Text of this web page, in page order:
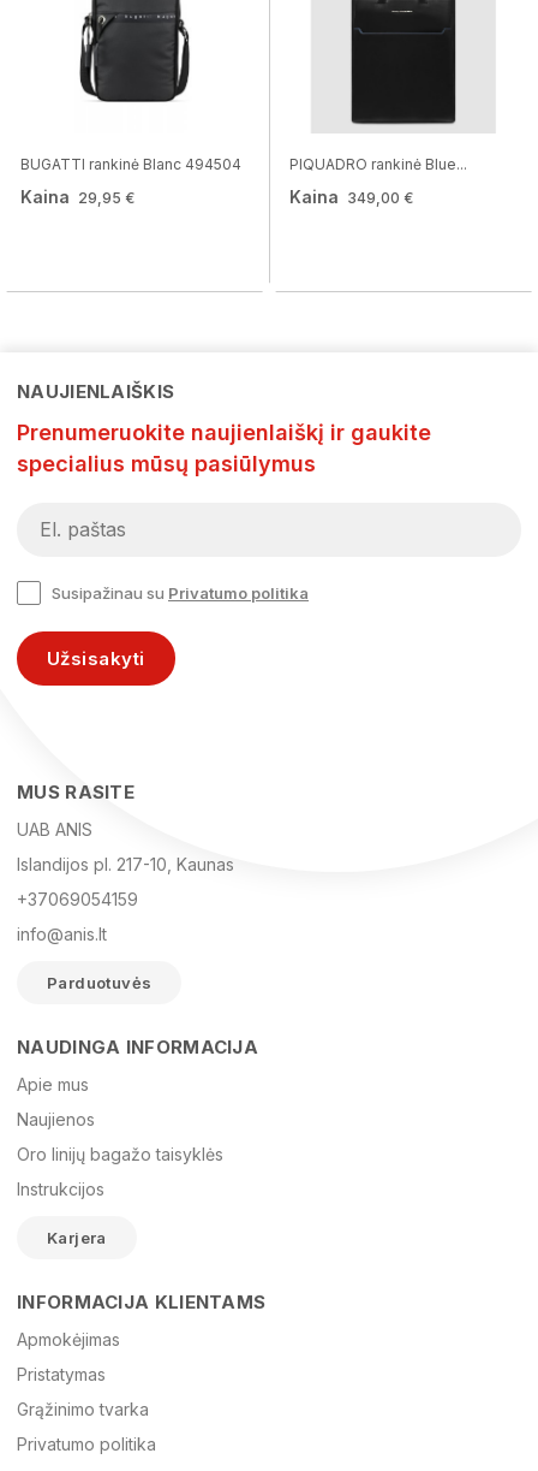
BUGATTI rankinė Blanc 494504
Kaina 29,95 €
PIQUADRO rankinė Blue...
Kaina 349,00 €
El. paštas
Žinutė
NAUJIENLAIŠKIS
Prenumeruokite naujienlaiškį ir gaukite
specialius mūsų pasiūlymus
Susipažinau su Privatumo politika
Užsisakyti
MUS RASITE
UAB ANIS
Islandijos pl. 217-10, Kaunas
+37069054159
info@anis.lt
Parduotuvės
NAUDINGA INFORMACIJA
Apie mus
Naujienos
Oro linijų bagažo taisyklės
Instrukcijos
Karjera
INFORMACIJA KLIENTAMS
Apmokėjimas
Pristatymas
Grąžinimo tvarka
Privatumo politika